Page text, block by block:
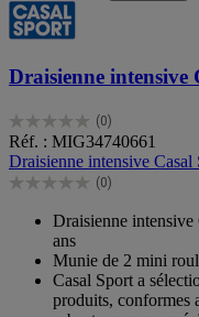
Draisienne intensive
(0)
0.0
sur
5
étoiles.
Réf. : MIG34740661
Draisienne intensive Casal
(0)
0.0
étoiles.
Draisienne
ans
Munie de 2 mini
Casal Sport a
produits, conformes